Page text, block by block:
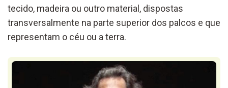
tecido, madeira ou outro material, dispostas
transversalmente na parte superior dos palcos e que
representam o céu ou a terra.